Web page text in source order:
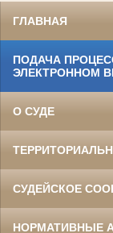
ГЛАВНАЯ
ПОДАЧА
ЭЛЕКТРОННОМ
О СУДЕ
СУДЕЙСКОЕ
НОРМАТИВНЫЕ